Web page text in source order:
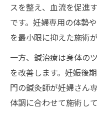
スを整え、血流を促進
です。妊婦専用の体勢
を最小限に抑えた施術
一方、鍼治療は身体の
を改善します。妊娠後
門の鍼灸師が妊婦さん
体調に合わせて施術して